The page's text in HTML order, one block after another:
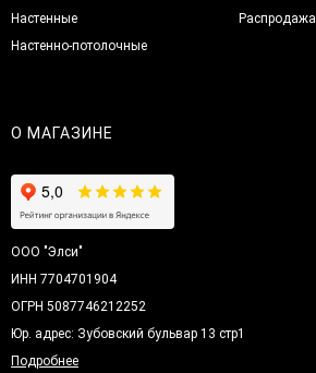
Настенные
Настенно-потолочные
Распродажа
О МАГАЗИНЕ
ООО "Элси"
ИНН 7704701904
ОГРН 5087746212252
Юр. адрес: Зубовский бульвар 13 стр1
Подробнее